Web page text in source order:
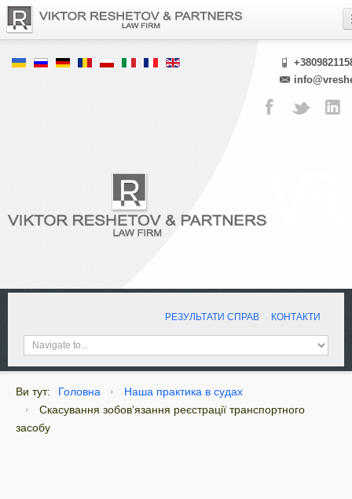
РЕЗУЛЬТАТИ СПРАВ КОНТАКТИ
Ви тут: Головна
Наша практика в судах
Скасування зобов’язання реєстрації транспортного
засобу